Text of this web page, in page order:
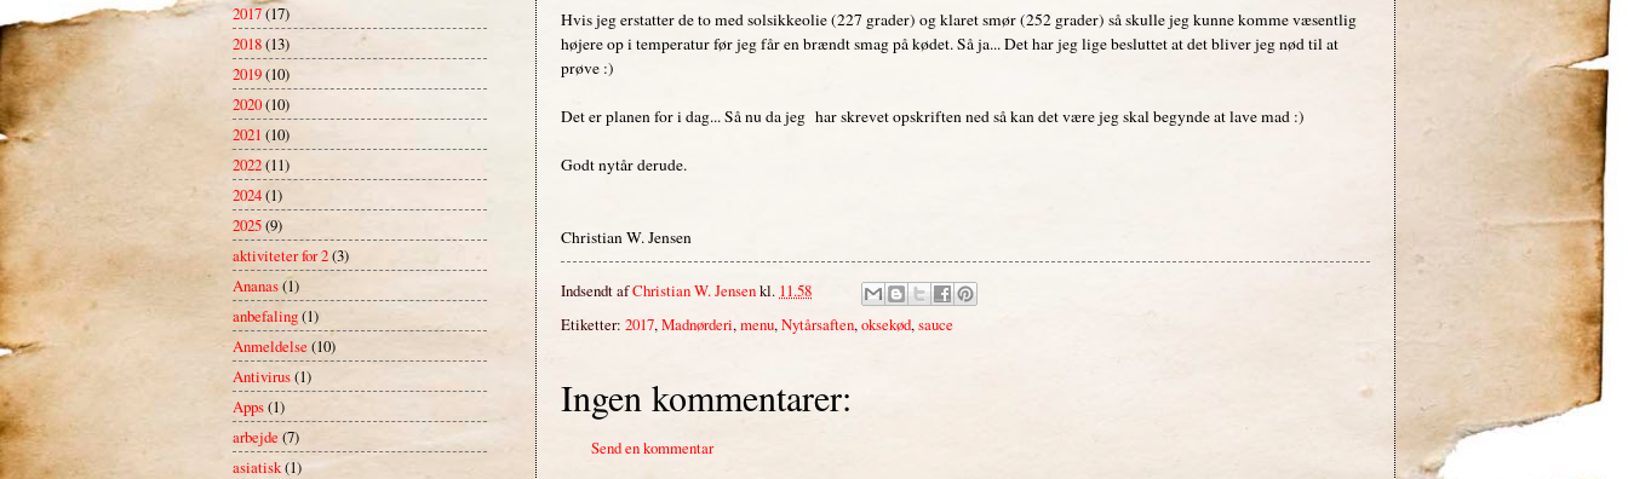
Hvis jeg erstatter de to med solsikkeolie (227 grader) og klaret smør (252 grader) så skulle jeg kunne komme væsentlig
højere op i temperatur før jeg får en brændt smag på kødet. Så ja... Det har jeg lige besluttet at det bliver jeg nød til at
prøve :)
Det er planen for i dag... Så nu da jeg har skrevet opskriften ned så kan det være jeg skal begynde at lave mad :)
Godt nytår derude.
Christian W. Jensen
Indsendt afChristian W. Jensenkl. 11.58
Etiketter: 2017,Madnørderi,menu,Nytårsaften,oksekød,sauce
Ingen kommentarer:
Send en kommentar
2017(17)
2018(13)
2019(10)
2020(10)
2021 (10)
2022(11)
2024(1)
2025(9)
aktiviteter for 2(3)
Ananas(1)
anbefaling(1)
Anmeldelse(10)
Antivirus(1)
Apps(1)
arbejde (7)
asiatisk(1)